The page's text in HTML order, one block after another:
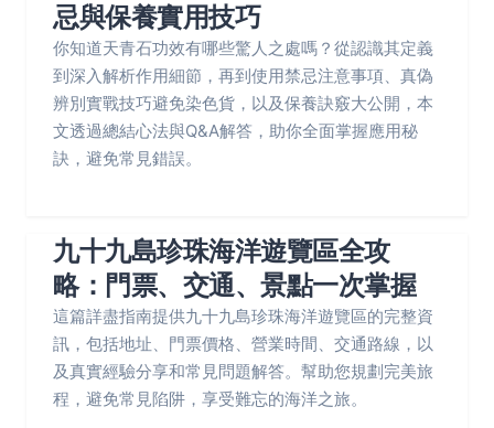
忌與保養實用技巧
你知道天青石功效有哪些驚人之處嗎？從認識其定義
到深入解析作用細節，再到使用禁忌注意事項、真偽
辨別實戰技巧避免染色貨，以及保養訣竅大公開，本
文透過總結心法與Q&A解答，助你全面掌握應用秘
訣，避免常見錯誤。
九十九島珍珠海洋遊覽區全攻
略：門票、交通、景點一次掌握
這篇詳盡指南提供九十九島珍珠海洋遊覽區的完整資
訊，包括地址、門票價格、營業時間、交通路線，以
及真實經驗分享和常見問題解答。幫助您規劃完美旅
程，避免常見陷阱，享受難忘的海洋之旅。